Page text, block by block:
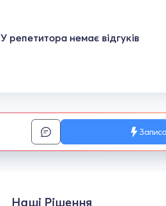
У репетитора немає відгуків
Наші Рішення